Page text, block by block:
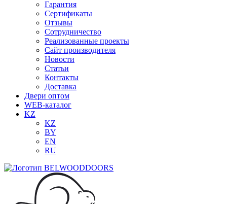
Гарантия
Сертификаты
Отзывы
Сотрудничество
Реализованные проекты
Сайт производителя
Новости
Статьи
Контакты
Доставка
Двери оптом
WEB-каталог
KZ
KZ
BY
EN
RU